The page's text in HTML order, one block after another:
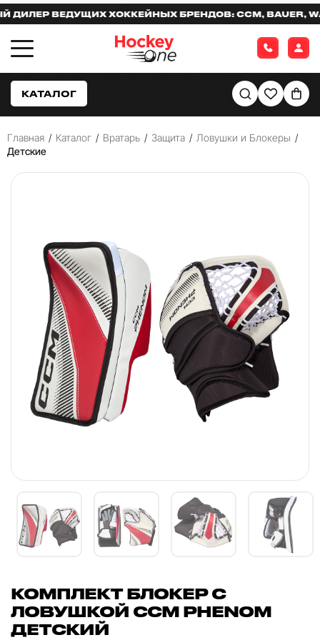
ВЕДУЩИХ ХОККЕЙНЫХ БРЕНДОВ: CCM, BAUER,
КАТАЛОГ
Главная / Каталог / Вратарь / Защита / Ловушки и Блокеры /
Детские
КОМПЛЕКТ БЛОКЕР С
ЛОВУШКОЙ CCM PHENOM
ДЕТСКИЙ